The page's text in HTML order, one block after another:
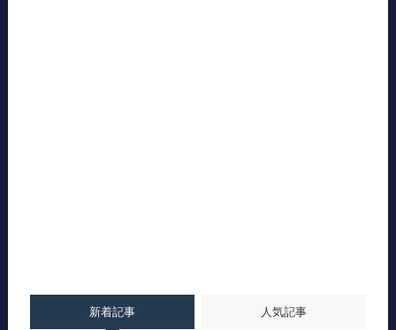
新着記事 人気記事